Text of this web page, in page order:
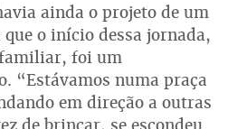
ainda o projeto de um
o início dessa jornada,
foi um
“Estávamos numa praça
em direção a outras
de brincar, se escondeu